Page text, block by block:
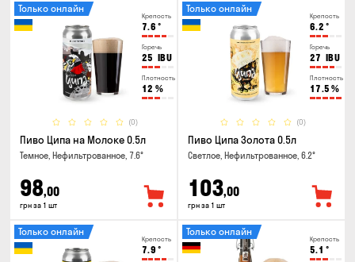
Крепость
7.6 °
Горечь
25 IBU
Плотность
12 %
(0)
Только онлайн
Пиво Ципа на Молоке 0.5л
Темное, Нефильтрованное, 7.6°
98,00
грн за 1 шт
Крепость
6.2 °
Горечь
27 IBU
Плотность
17.5 %
(0)
Только онлайн
Пиво Ципа Золота 0.5л
Светлое, Нефильтрованное, 6.2°
103,00
грн за 1 шт
Крепость
7.9 °
Только онлайн
Крепость
5.1 °
Только онлайн